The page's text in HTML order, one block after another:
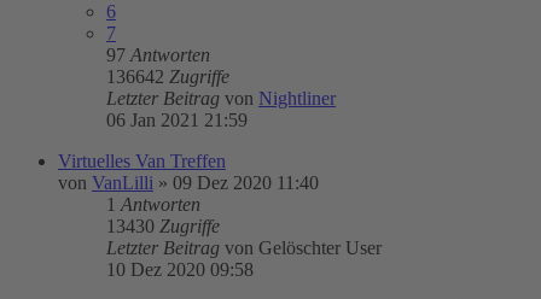
6
7
97 Antworten
136642 Zugriffe
Letzter Beitrag von Nightliner
06 Jan 2021 21:59
Virtuelles Van Treffen
von VanLilli » 09 Dez 2020 11:40
1 Antworten
13430 Zugriffe
Letzter Beitrag von Gelöschter User
10 Dez 2020 09:58